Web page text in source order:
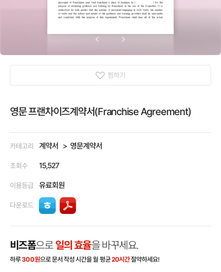
찜하기
영문 프랜차이즈계약서(Franchise Agreement)
카테고리 계약서 영문계약서
조회수 15,527
이용등급 유료회원
다운로드
비즈폼으로 일의 효율을 바꾸세요.
하루300원으로 문서 작성 시간을 월 평균20시간절약하세요!